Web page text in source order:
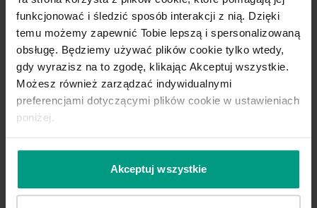
funkcjonować i śledzić sposób interakcji z nią. Dzięki
temu możemy zapewnić Tobie lepszą i spersonalizowaną
obsługę. Będziemy używać plików cookie tylko wtedy,
gdy wyrazisz na to zgodę, klikając Akceptuj wszystkie.
Możesz również zarządzać indywidualnymi
preferencjami dotyczącymi plików cookie w ustawieniach
poniżej.
Akceptuj wszystkie